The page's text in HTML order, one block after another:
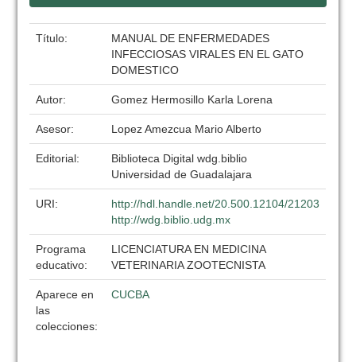
Título:
MANUAL DE ENFERMEDADES
INFECCIOSAS VIRALES EN EL GATO
DOMESTICO
Autor: Gomez Hermosillo Karla Lorena
Asesor: Lopez Amezcua Mario Alberto
Editorial:
Biblioteca Digital wdg.biblio
Universidad de Guadalajara
URI:
http://hdl.handle.net/20.500.12104/21203
http://wdg.biblio.udg.mx
Programa
educativo:
LICENCIATURA EN MEDICINA
VETERINARIA ZOOTECNISTA
Aparece en
las
colecciones:
CUCBA